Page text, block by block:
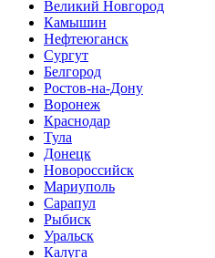
Великий Новгород
Камышин
Нефтеюганск
Сургут
Белгород
Ростов-на-Дону
Воронеж
Краснодар
Тула
Донецк
Новороссийск
Мариуполь
Сарапул
Рыбиск
Уральск
Калуга